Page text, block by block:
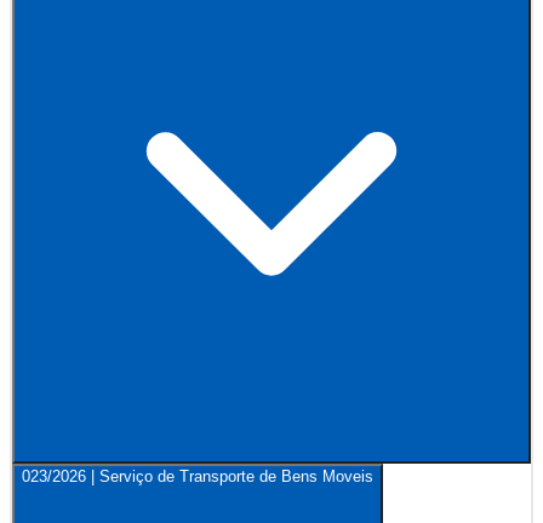
023/2026 | Serviço de Transporte de Bens Moveis